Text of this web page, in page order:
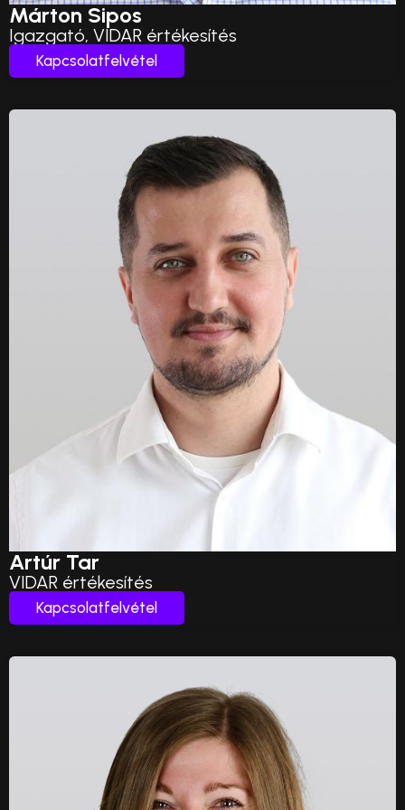
Márton Sipos
Igazgató, VIDAR értékesítés
Kapcsolatfelvétel
Artúr Tar
VIDAR értékesítés
Kapcsolatfelvétel